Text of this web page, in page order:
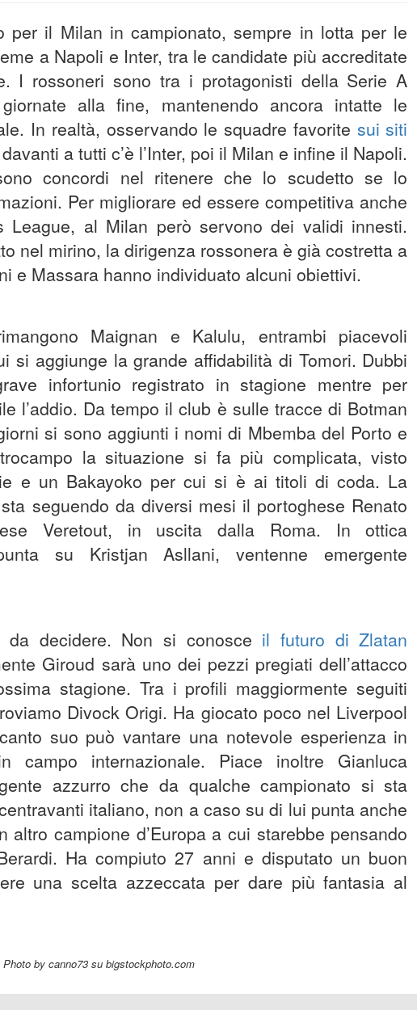
per il Milan in campionato, sempre in lotta per le
a Napoli e Inter, tra le candidate più accreditate
I rossoneri sono tra i protagonisti della Serie A
alla fine, mantenendo ancora intatte le
In realtà, osservando le squadre favorite sui siti
a tutti c’è l’Inter, poi il Milan e infine il Napoli.
concordi nel ritenere che lo scudetto se lo
Per migliorare ed essere competitiva anche
League, al Milan però servono dei validi innesti.
nel mirino, la dirigenza rossonera è già costretta a
e Massara hanno individuato alcuni obiettivi.
Maignan e Kalulu, entrambi piacevoli
si aggiunge la grande affidabilità di Tomori. Dubbi
infortunio registrato in stagione mentre per
l’addio. Da tempo il club è sulle tracce di Botman
si sono aggiunti i nomi di Mbemba del Porto e
la situazione si fa più complicata, visto
e un Bakayoko per cui si è ai titoli di coda. La
sta seguendo da diversi mesi il portoghese Renato
Veretout, in uscita dalla Roma. In ottica
su Kristjan Asllani, ventenne emergente
decidere. Non si conosce il futuro di Zlatan
Giroud sarà uno dei pezzi pregiati dell’attacco
stagione. Tra i profili maggiormente seguiti
Divock Origi. Ha giocato poco nel Liverpool
suo può vantare una notevole esperienza in
campo internazionale. Piace inoltre Gianluca
azzurro che da qualche campionato si sta
italiano, non a caso su di lui punta anche
altro campione d’Europa a cui starebbe pensando
Ha compiuto 27 anni e disputato un buon
una scelta azzeccata per dare più fantasia al
Photo by canno73 su bigstockphoto.com